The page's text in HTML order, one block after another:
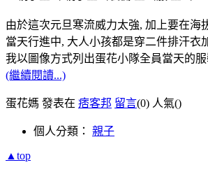
由於這次元旦寒流威力太強, 加上要在
當天行進中, 大人小孩都是穿二件排汗衣
我以圖像方式列出蛋花小隊全員當天的
(繼續閱讀...)
蛋花媽 發表在 痞客邦 留言(0) 人氣()
個人分類： 親子
▲top